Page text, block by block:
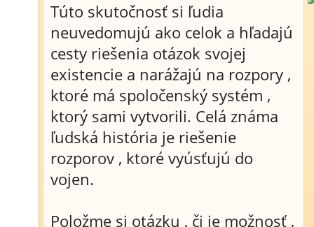
Túto skutočnosť si ľudia
neuvedomujú ako celok a hľadajú
cesty riešenia otázok svojej
existencie a narážajú na rozpory ,
ktoré má spoločenský systém ,
ktorý sami vytvorili. Celá známa
ľudská história je riešenie
rozporov , ktoré vyúsťujú do
vojen.
Položme si otázku , či je možnosť ,